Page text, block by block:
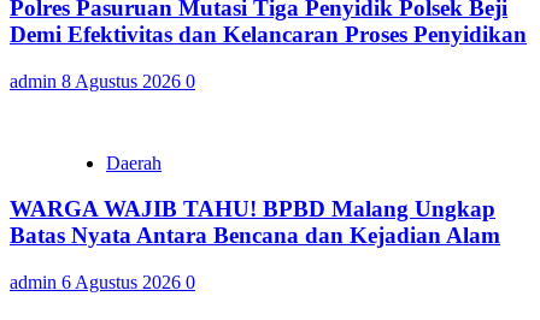
Polres Pasuruan Mutasi Tiga Penyidik Polsek Beji
Demi Efektivitas dan Kelancaran Proses Penyidikan
admin 8 Agustus 2026 0
Daerah
WARGA WAJIB TAHU! BPBD Malang Ungkap
Batas Nyata Antara Bencana dan Kejadian Alam
admin 6 Agustus 2026 0